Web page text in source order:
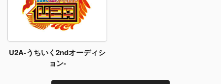
U2A-うちいく2ndオーディシ
ョン-